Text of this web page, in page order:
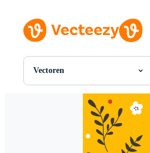
Vectoren
Alle Afbeeldingen